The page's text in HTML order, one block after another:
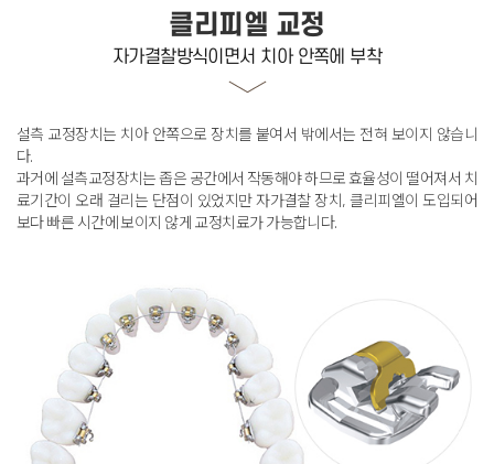
클리피엘 교정
자가결찰방식이면서 치아 안쪽에 부착
설측 교정장치는 치아 안쪽으로 장치를 붙여서 밖에서는 전혀 보이지 않습니
다.
과거에 설측교정장치는 좁은 공간에서 작동해야 하므로 효율성이 떨어져서 치
료기간이 오래 걸리는 단점이 있었지만자가결찰 장치, 클리피엘이 도입되어
보다 빠른 시간에 보이지 않게 교정치료가 가능합니다.